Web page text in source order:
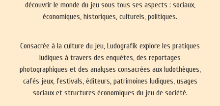
découvrir le monde du jeu sous tous ses aspects : sociaux,
économiques, historiques, culturels, politiques.
Consacrée à la culture du jeu, Ludografik explore les pratiques
ludiques à travers des enquêtes, des reportages
photographiques et des analyses consacrées aux ludothèques,
cafés jeux, festivals, éditeurs, patrimoines ludiques, usages
sociaux et structures économiques du jeu de société.